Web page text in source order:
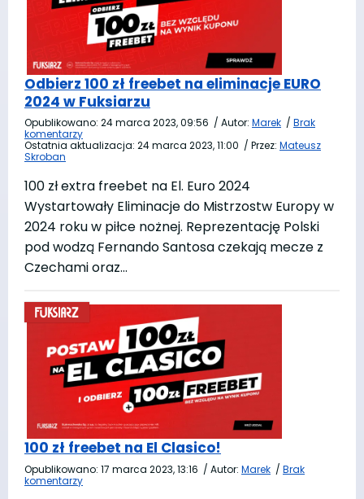
Odbierz 100 zł freebet na eliminacje EURO
2024 w Fuksiarzu
Opublikowano: 24 marca 2023, 09:56 / Autor: Marek / Brak
komentarzy
Ostatnia aktualizacja: 24 marca 2023, 11:00 / Przez: Mateusz
Skroban
100 zł extra freebet na El. Euro 2024
Wystartowały Eliminacje do Mistrzostw Europy w
2024 roku w piłce nożnej. Reprezentację Polski
pod wodzą Fernando Santosa czekają mecze z
Czechami oraz…
100 zł freebet na El Clasico!
Opublikowano: 17 marca 2023, 13:16 / Autor: Marek / Brak
komentarzy